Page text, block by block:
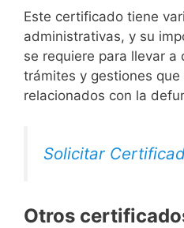
Este certificado tiene
administrativas, y su
se requiere para llevar a
trámites y gestiones
relacionados con la
Solicitar
Otros